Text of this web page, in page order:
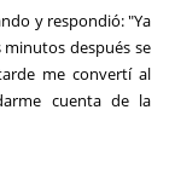
y respondió: "Ya
después se
me convertí al
cuenta de la